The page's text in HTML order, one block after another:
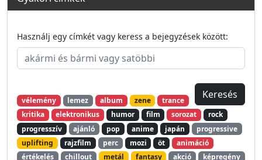
Használj egy címkét vagy keress a bejegyzések között:
vélemény lemez album zene
trance
kritika
elektronikus humor film sorozat
rock
progresszív
ajánló pop anime japán
progressive
uplifting
rajzfilm perc mozi öt
animáció
értékelés
chillout metál fantasy akció
képregény